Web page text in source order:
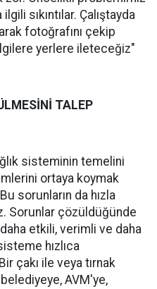
sıkıntılar. Çalıştayda
fotoğrafını çekip
yerlere ileteceğiz"
TALEP
sisteminin temelini
ortaya koymak
sorunların da hızla
Sorunlar çözüldüğünde
etkili, verimli ve daha
hızlıca
çakı ile veya tırnak
AVM'ye,